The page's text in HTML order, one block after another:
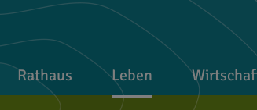
Rathaus Leben